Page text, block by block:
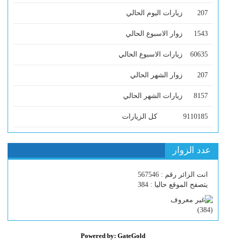
207 زيارات اليوم الحالي
1543 زوار الاسبوع الحالي
60635 زيارات الاسبوع الحالي
207 زوار الشهر الحالي
8157 زيارات الشهر الحالي
9110185 كل الزيارات
عدد الزوار
انت الزائر رقم : 567546
يتصفح الموقع حاليا : 384
(
384
)
Powered by: GateGold